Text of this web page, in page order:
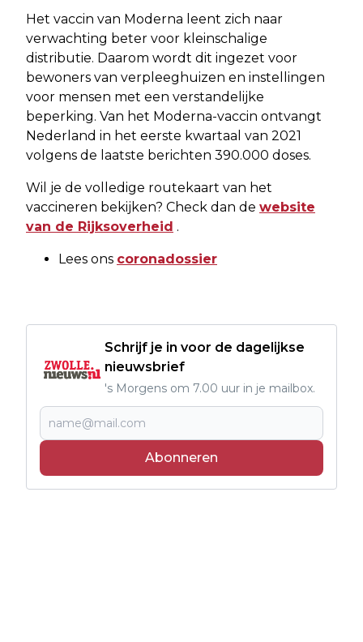
Het vaccin van Moderna leent zich naar
verwachting beter voor kleinschalige
distributie. Daarom wordt dit ingezet voor
bewoners van verpleeghuizen en instellingen
voor mensen met een verstandelijke
beperking. Van het Moderna-vaccin ontvangt
Nederland in het eerste kwartaal van 2021
volgens de laatste berichten 390.000 doses.
Wil je de volledige routekaart van het
vaccineren bekijken? Check dan de website
van de Rijksoverheid .
Lees ons coronadossier
Schrijf je in voor de dagelijkse
nieuwsbrief
's Morgens om 7.00 uur in je mailbox.
Abonneren